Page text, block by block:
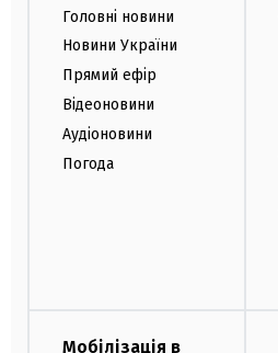
Головні новини
Новини України
Прямий ефір
Відеоновини
Аудіоновини
Погода
Мобілізація в